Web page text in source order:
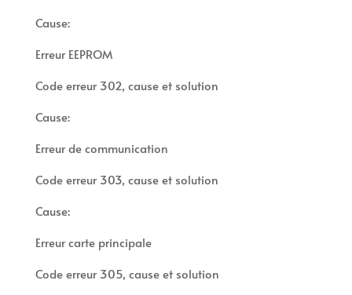
Cause:
Erreur EEPROM
Code erreur 302, cause et solution
Cause:
Erreur de communication
Code erreur 303, cause et solution
Cause:
Erreur carte principale
Code erreur 305, cause et solution